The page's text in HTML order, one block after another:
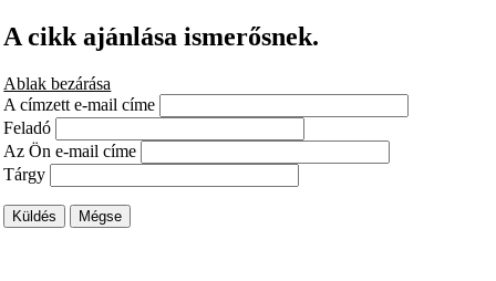
A cikk ajánlása ismerősnek.
Ablak bezárása
A címzett e-mail címe
Feladó
Az Ön e-mail címe
Tárgy
Küldés Mégse